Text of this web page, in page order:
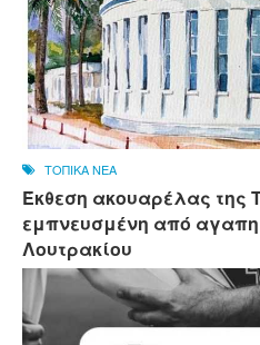
ΤΟΠΙΚΑ ΝΕΑ
Έκθεση ακουαρέλας της
εμπνευσμένη από
Λουτρακίου